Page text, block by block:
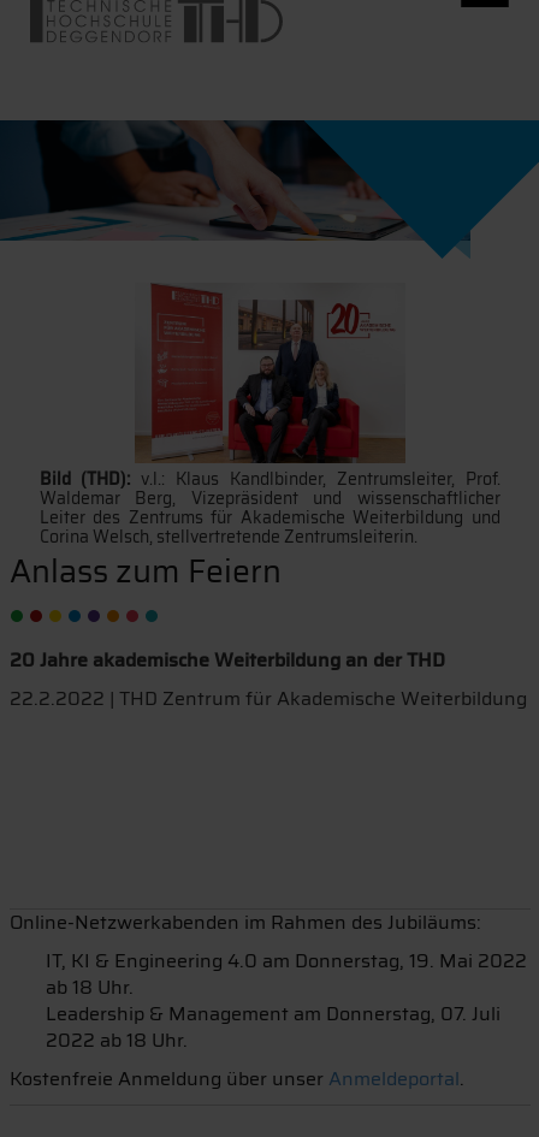
Bild (THD):v.l.: Klaus Kandlbinder, Zentrumsleiter, Prof.
Waldemar Berg, Vizepräsident und wissenschaftlicher
Leiter des Zentrums für Akademische Weiterbildung und
Corina Welsch, stellvertretende Zentrumsleiterin.
Anlass zum Feiern
20 Jahre akademische Weiterbildung an der THD
22.2.2022 | THD Zentrum für Akademische Weiterbildung
Online-Netzwerkabenden im Rahmen des Jubiläums:
IT, KI & Engineering 4.0 am Donnerstag, 19. Mai 2022
ab 18 Uhr.
Leadership & Management am Donnerstag, 07. Juli
2022 ab 18 Uhr.
Kostenfreie Anmeldung über unser Anmeldeportal.